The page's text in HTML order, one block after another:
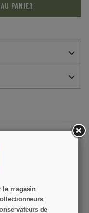
PANIER
Drapeau US 48
le magasin
de